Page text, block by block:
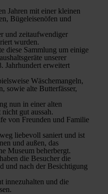
Jahren mit einer kleinen
Bügeleisenöfen und
und zeitaufwendiger
wurden.
diese Sammlung um einige
unserer
Jahrhundert erweitert
Wäschemangeln,
sowie alte Butterfässer,
nun in einer alten
gut aussah.
von Freunden und Familie
liebevoll saniert und ist
und außen, das
Museum beherbergt.
die Besucher die
und nach der Besichtigung
innezuhalten und die